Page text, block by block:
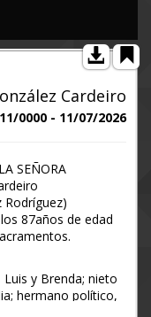
y demás familia.
de su alma y
aniversario, acto
día 26, a las DOCE
María de Vigo
asistentes a dicho
Cardeiro
0000 - 11/07/2026
SEÑORA
Rodríguez)
87años de edad
y Brenda; nieto
hermano político,